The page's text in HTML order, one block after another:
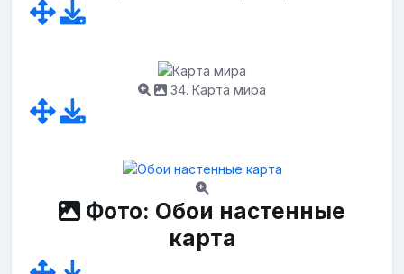
34. Карта мира
Фото: Обои настенные
карта